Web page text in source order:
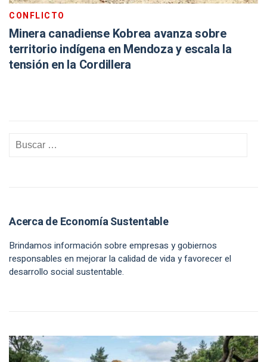
CONFLICTO
Minera canadiense Kobrea avanza sobre
territorio indígena en Mendoza y escala la
tensión en la Cordillera
Acerca de Economía Sustentable
Brindamos información sobre empresas y gobiernos
responsables en mejorar la calidad de vida y favorecer el
desarrollo social sustentable.